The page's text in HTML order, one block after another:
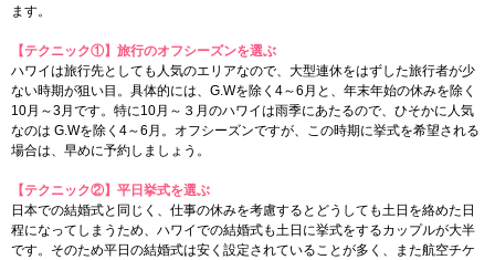
ます。
【テクニック①】旅行のオフシーズンを選ぶ
ハワイは旅行先としても人気のエリアなので、大型連休をはずした旅行者が少
ない時期が狙い目。具体的には、G.Wを除く4～6月と、年末年始の休みを除く
10月～3月です。特に10月～３月のハワイは雨季にあたるので、ひそかに人気
なのは G.Wを除く4～6月。オフシーズンですが、この時期に挙式を希望される
場合は、早めに予約しましょう。
【テクニック②】平日挙式を選ぶ
日本での結婚式と同じく、仕事の休みを考慮するとどうしても土日を絡めた日
程になってしまうため、ハワイでの結婚式も土日に挙式をするカップルが大半
です。そのため平日の結婚式は安く設定されていることが多く、また航空チケ